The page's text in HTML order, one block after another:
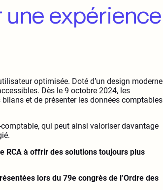
expérience
optimisée. Doté d’un design moderne
Dès le 9 octobre 2024, les
et de présenter les données comptables
qui peut ainsi valoriser davantage
RCA à offrir des solutions toujours plus
lors du 79e congrès de l’Ordre des